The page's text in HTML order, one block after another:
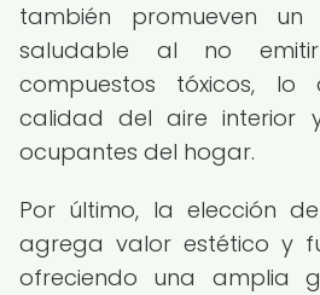
también promueven un
saludable al no
compuestos tóxicos,
calidad del aire interior
ocupantes del hogar.
Por último, la elección
agrega valor estético y
ofreciendo una amplia